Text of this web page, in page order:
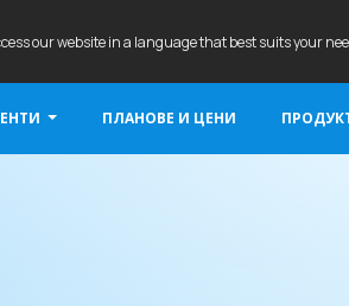
our website in a language that best suits your
ПЛАНОВЕ И ЦЕНИ